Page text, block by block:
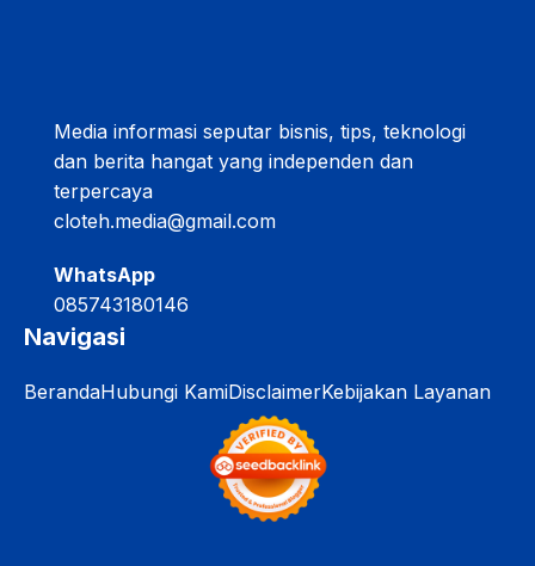
Media informasi seputar bisnis, tips, teknologi
dan berita hangat yang independen dan
terpercaya
cloteh.media@gmail.com
WhatsApp
085743180146
Navigasi
BerandaHubungi KamiDisclaimerKebijakan Layanan